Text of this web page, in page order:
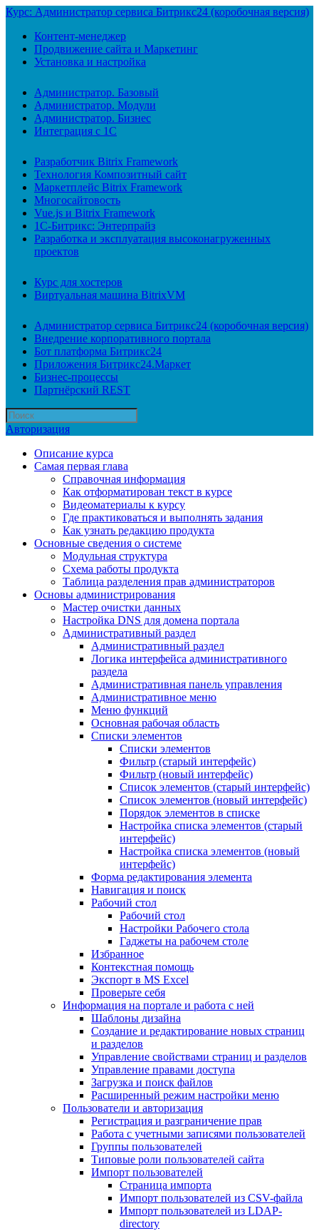
Курс: Администратор сервиса Битрикс24 (коробочная версия)
Контент-менеджер
Продвижение сайта и Маркетинг
Установка и настройка
Администратор. Базовый
Администратор. Модули
Администратор. Бизнес
Интеграция с 1С
Разработчик Bitrix Framework
Технология Композитный сайт
Маркетплейс Bitrix Framework
Многосайтовость
Vue.js и Bitrix Framework
1С-Битрикс: Энтерпрайз
Разработка и эксплуатация высоконагруженных
проектов
Курс для хостеров
Виртуальная машина BitrixVM
Администратор сервиса Битрикс24 (коробочная версия)
Внедрение корпоративного портала
Бот платформа Битрикс24
Приложения Битрикс24.Маркет
Бизнес-процессы
Партнёрский REST
Авторизация
Описание курса
Самая первая глава
Справочная информация
Как отформатирован текст в курсе
Видеоматериалы к курсу
Где практиковаться и выполнять задания
Как узнать редакцию продукта
Основные сведения о системе
Модульная структура
Схема работы продукта
Таблица разделения прав администраторов
Основы администрирования
Мастер очистки данных
Настройка DNS для домена портала
Административный раздел
Административный раздел
Логика интерфейса административного
раздела
Административная панель управления
Административное меню
Меню функций
Основная рабочая область
Списки элементов
Списки элементов
Фильтр (старый интерфейс)
Фильтр (новый интерфейс)
Список элементов (старый интерфейс)
Список элементов (новый интерфейс)
Порядок элементов в списке
Настройка списка элементов (старый
интерфейс)
Настройка списка элементов (новый
интерфейс)
Форма редактирования элемента
Навигация и поиск
Рабочий стол
Рабочий стол
Настройки Рабочего стола
Гаджеты на рабочем столе
Избранное
Контекстная помощь
Экспорт в MS Excel
Проверьте себя
Информация на портале и работа с ней
Шаблоны дизайна
Создание и редактирование новых страниц
и разделов
Управление свойствами страниц и разделов
Управление правами доступа
Загрузка и поиск файлов
Расширенный режим настройки меню
Пользователи и авторизация
Регистрация и разграничение прав
Работа с учетными записями пользователей
Группы пользователей
Типовые роли пользователей сайта
Импорт пользователей
Страница импорта
Импорт пользователей из CSV-файла
Импорт пользователей из LDAP-
directory